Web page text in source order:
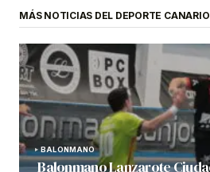
MÁS NOTICIAS DEL DEPORTE CANARIO
BALONMANO
Balonmano Lanzarote